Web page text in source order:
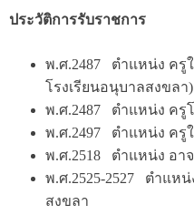
ประวัติการรับราชการ
พ.ศ.2487 ตำแหน่ง ครู
โรงเรียนอนุบาลสงขลา)
พ.ศ.2487 ตำแหน่ง ครู
พ.ศ.2497 ตำแหน่ง ครู
พ.ศ.2518 ตำแหน่ง อา
พ.ศ.2525-2527 ตำแห
สงขลา